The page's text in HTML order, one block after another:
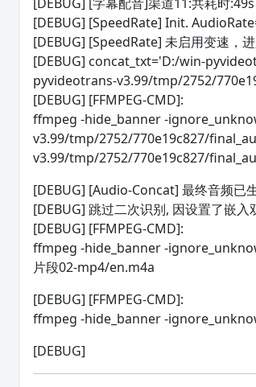
[DEBUG] [SpeedRate] Init.
[DEBUG] [SpeedRate] 未启用变速，进
[DEBUG] concat_txt='D:/win-
pyvideotrans-v3.99/tmp/2752/
[DEBUG] [FFMPEG-CMD]:
ffmpeg -hide_banner -
v3.99/tmp/2752/770e19c827/
v3.99/tmp/2752/770e19c827/
[DEBUG] [Audio-Concat] 最终音频
[DEBUG] 跳过二次识别, 因设置了嵌
[DEBUG] [FFMPEG-CMD]:
ffmpeg -hide_banner -
片段02-mp4/en.m4a
[DEBUG] [FFMPEG-CMD]:
ffmpeg -hide_banner -
[DEBUG]